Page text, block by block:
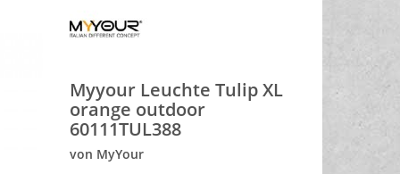
Myyour Leuchte Tulip XL
orange outdoor
60111TUL388
von MyYour